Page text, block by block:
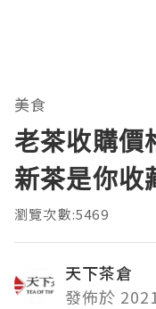
美食
老茶收購價
新茶是你收
瀏覽次數:5469
天下茶倉
發佈於